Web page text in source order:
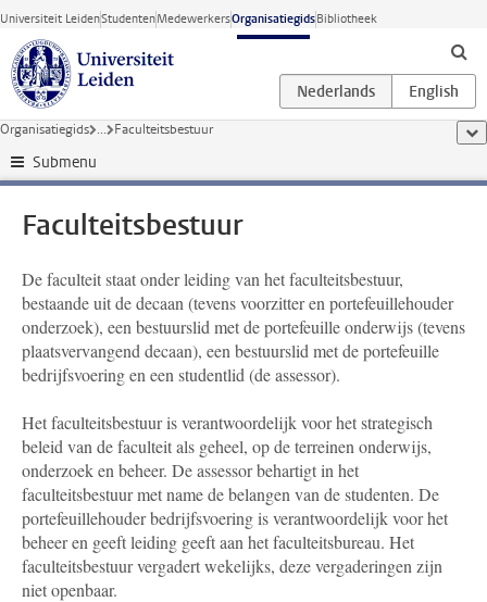
Ga direct naar de inhoud
Universiteit LeidenStudentenMedewerkersOrganisatiegidsBibliotheek
Organisatiegids ... Faculteitsbestuur
Submenu
Faculteitsbestuur
De faculteit staat onder leiding van het faculteitsbestuur,
bestaande uit de decaan (tevens voorzitter en portefeuillehouder
onderzoek), een bestuurslid met de portefeuille onderwijs (tevens
plaatsvervangend decaan), een bestuurslid met de portefeuille
bedrijfsvoering en een studentlid (de assessor).
Het faculteitsbestuur is verantwoordelijk voor het strategisch
beleid van de faculteit als geheel, op de terreinen onderwijs,
onderzoek en beheer. De assessor behartigt in het
faculteitsbestuur met name de belangen van de studenten. De
portefeuillehouder bedrijfsvoering is verantwoordelijk voor het
beheer en geeft leiding geeft aan het faculteitsbureau. Het
faculteitsbestuur vergadert wekelijks, deze vergaderingen zijn
niet openbaar.